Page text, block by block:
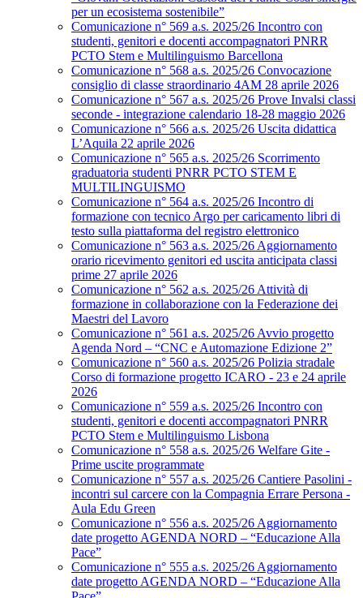
per un ecosistema sostenibile”
Comunicazione n° 569 a.s. 2025/26 Incontro con
studenti, genitori e docenti accompagnatori PNRR
PCTO Stem e Multilinguismo Barcellona
Comunicazione n° 568 a.s. 2025/26 Convocazione
consiglio di classe straordinario 4AM 28 aprile 2026
Comunicazione n° 567 a.s. 2025/26 Prove Invalsi classi
seconde - integrazione calendario 18-28 maggio 2026
Comunicazione n° 566 a.s. 2025/26 Uscita didattica
L’Aquila 22 aprile 2026
Comunicazione n° 565 a.s. 2025/26 Scorrimento
graduatoria studenti PNRR PCTO STEM E
MULTILINGUISMO
Comunicazione n° 564 a.s. 2025/26 Incontro di
formazione con tecnico Argo per caricamento libri di
testo sulla piattaforma del registro elettronico
Comunicazione n° 563 a.s. 2025/26 Aggiornamento
orario ricevimento genitori ed uscita anticipata classi
prime 27 aprile 2026
Comunicazione n° 562 a.s. 2025/26 Attività di
formazione in collaborazione con la Federazione dei
Maestri del Lavoro
Comunicazione n° 561 a.s. 2025/26 Avvio progetto
Agenda Nord – “CNC e Automazione Edizione 2”
Comunicazione n° 560 a.s. 2025/26 Polizia stradale
Corso di formazione progetto ICARO - 23 e 24 aprile
2026
Comunicazione n° 559 a.s. 2025/26 Incontro con
studenti, genitori e docenti accompagnatori PNRR
PCTO Stem e Multilinguismo Lisbona
Comunicazione n° 558 a.s. 2025/26 Welfare Gite -
Prime uscite programmate
Comunicazione n° 557 a.s. 2025/26 Cantiere Pasolini -
incontri sul carcere con la Compagnia Errare Persona -
Aula Edu Green
Comunicazione n° 556 a.s. 2025/26 Aggiornamento
date progetto AGENDA NORD – “Educazione Alla
Pace”
Comunicazione n° 555 a.s. 2025/26 Aggiornamento
date progetto AGENDA NORD – “Educazione Alla